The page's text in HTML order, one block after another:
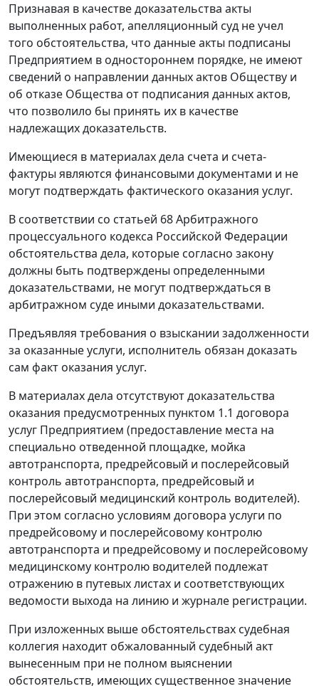
Признавая в качестве доказательства акты
выполненных работ, апелляционный суд не учел
того обстоятельства, что данные акты подписаны
Предприятием в одностороннем порядке, не имеют
сведений о направлении данных актов Обществу и
об отказе Общества от подписания данных актов,
что позволило бы принять их в качестве
надлежащих доказательств.
Имеющиеся в материалах дела счета и счета-
фактуры являются финансовыми документами и не
могут подтверждать фактического оказания услуг.
В соответствии со статьей 68Арбитражного
процессуального кодекса Российской Федерации
обстоятельства дела, которые согласно закону
должны быть подтверждены определенными
доказательствами, не могут подтверждаться в
арбитражном суде иными доказательствами.
Предъявляя требования о взыскании задолженности
за оказанные услуги, исполнитель обязан доказать
сам факт оказания услуг.
В материалах дела отсутствуют доказательства
оказания предусмотренных пунктом 1.1 договора
услуг Предприятием (предоставление места на
специально отведенной площадке, мойка
автотранспорта, предрейсовый и послерейсовый
контроль автотранспорта, предрейсовый и
послерейсовый медицинский контроль водителей).
При этом согласно условиям договора услуги по
предрейсовому и послерейсовому контролю
автотранспорта и предрейсовому и послерейсовому
медицинскому контролю водителей подлежат
отражению в путевых листах и соответствующих
ведомости выхода на линию и журнале регистрации.
При изложенных выше обстоятельствах судебная
коллегия находит обжалованный судебный акт
вынесенным при не полном выяснении
обстоятельств, имеющих существенное значение